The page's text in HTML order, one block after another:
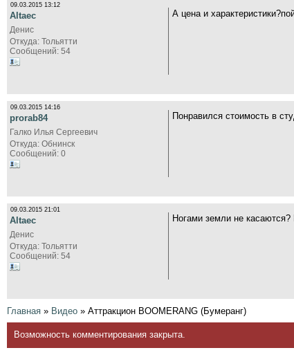
09.03.2015 13:12
Altaec
Денис
Откуда: Тольятти
Сообщений: 54
А цена и
09.03.2015 14:16
prorab84
Галко Илья Сергеевич
Откуда: Обнинск
Сообщений: 0
Понравился стоимость в
09.03.2015 21:01
Altaec
Денис
Откуда: Тольятти
Сообщений: 54
Ногами земли не касаются?
Главная » Видео » Аттракцион BOOMERANG (Бумеранг)
Возможность комментирования закрыта.